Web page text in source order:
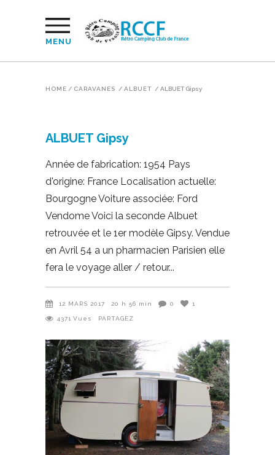
MENU
HOME / CARAVANES / ALBUET / ALBUET Gipsy
ALBUET Gipsy
Année de fabrication: 1954 Pays
d'origine: France Localisation actuelle:
Bourgogne Voiture associée: Ford
Vendome Voici la seconde Albuet
retrouvée et le 1er modèle Gipsy. Vendue
en Avril 54 a un pharmacien Parisien elle
fera le voyage aller / retour
12 MARS 2017 20 h 56 min 0 1
4371 Vues PARTAGEZ